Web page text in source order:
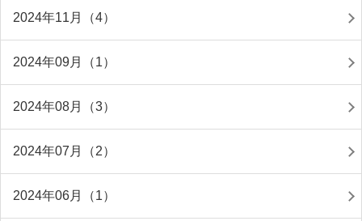
2024年11月（4）
2024年09月（1）
2024年08月（3）
2024年07月（2）
2024年06月（1）